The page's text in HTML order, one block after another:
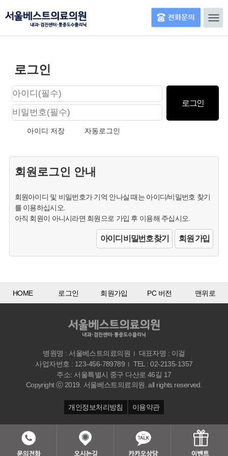
로그인
아이디 저장 자동로그인
회원로그인 안내
회원아이디 및 비밀번호가 기억 안나실 때는 아이디/비밀번호 찾기
를 이용하십시오.
아직 회원이 아니시라면 회원으로 가입 후 이용해 주십시오.
아이디 비밀번호 찾기 회원 가입
HOME 로그인 회원가입 PC 버전 맨위로
병원명 : 서울베스트의료의원 I
대표자명 : 이걸
사업자번호 : 123-456-789789 I
TEL : 02-2135-1357
주소: 서울특별시 중구 다산로 46길 17
Copyright ⓒ 2019. 서울베스트의료의원. all rights reserved.
개인정보처리방침 이용약관